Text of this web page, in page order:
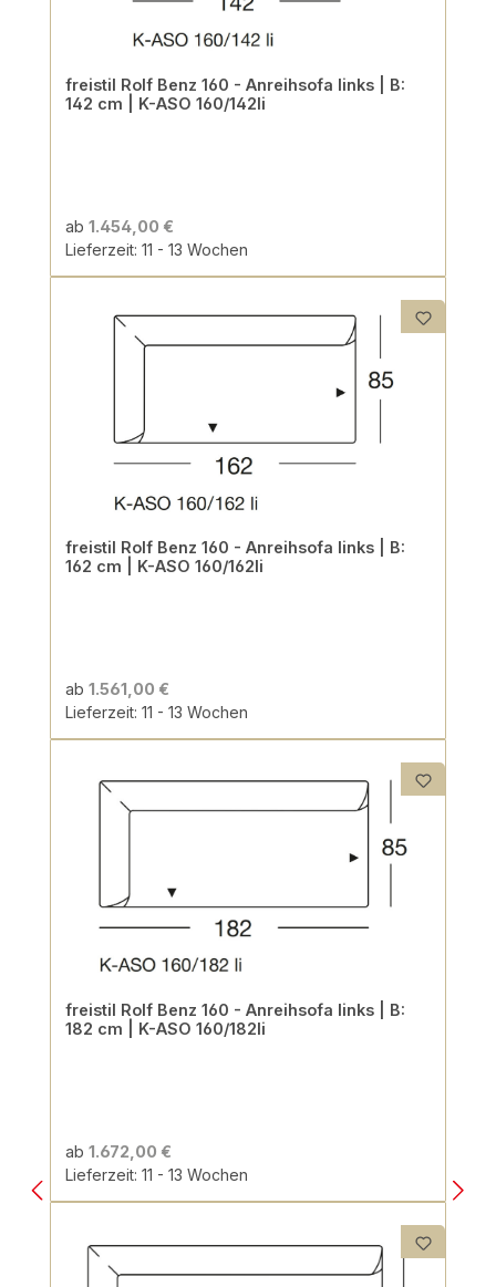
freistil Rolf Benz 160 - Anreihsofa links | B:
142 cm | K-ASO 160/142li
ab 1.454,00 €
Lieferzeit: 11 - 13 Wochen
freistil Rolf Benz 160 - Anreihsofa links | B:
162 cm | K-ASO 160/162li
ab 1.561,00 €
Lieferzeit: 11 - 13 Wochen
freistil Rolf Benz 160 - Anreihsofa links | B:
182 cm | K-ASO 160/182li
ab 1.672,00 €
Lieferzeit: 11 - 13 Wochen